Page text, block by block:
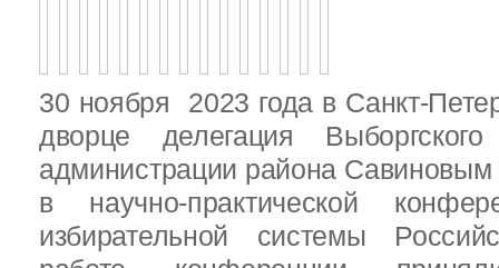
30 ноября 2023 года в Санкт-
дворце делегация
администрации района Савиновым
в научно-практической
избирательной системы